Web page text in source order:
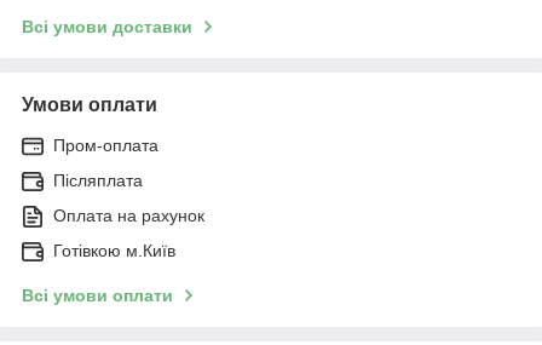
Всі умови доставки
Умови оплати
Пром-оплата
Післяплата
Оплата на рахунок
Готівкою м.Київ
Всі умови оплати